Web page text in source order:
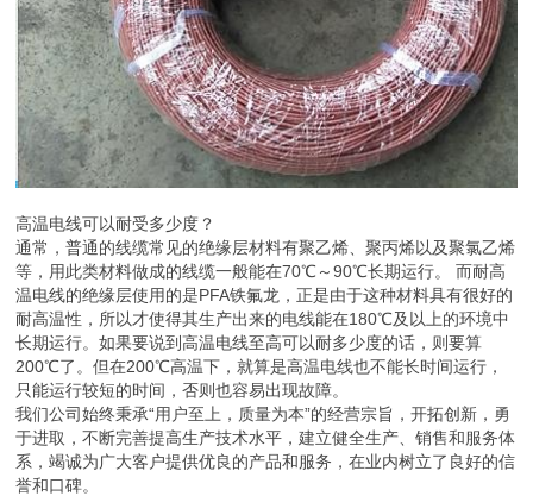
高温电线可以耐受多少度？
通常，普通的线缆常见的绝缘层材料有聚乙烯、聚丙烯以及聚氯乙烯
等，用此类材料做成的线缆一般能在70℃～90℃长期运行。 而耐高
温电线的绝缘层使用的是PFA铁氟龙，正是由于这种材料具有很好的
耐高温性，所以才使得其生产出来的电线能在180℃及以上的环境中
长期运行。如果要说到高温电线至高可以耐多少度的话，则要算
200℃了。但在200℃高温下，就算是高温电线也不能长时间运行，
只能运行较短的时间，否则也容易出现故障。
我们公司始终秉承“用户至上，质量为本”的经营宗旨，开拓创新，勇
于进取，不断完善提高生产技术水平，建立健全生产、销售和服务体
系，竭诚为广大客户提供优良的产品和服务，在业内树立了良好的信
誉和口碑。